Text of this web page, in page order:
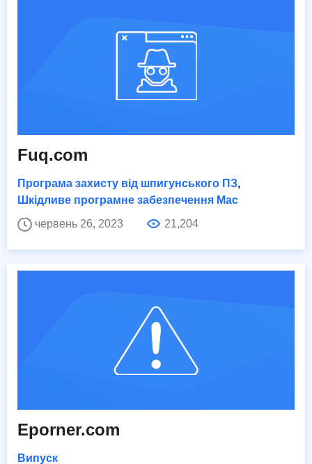
Fuq.com
Програма захисту від шпигунського ПЗ,
Шкідливе програмне забезпечення Mac
червень 26, 2023
21,204
Eporner.com
Випуск